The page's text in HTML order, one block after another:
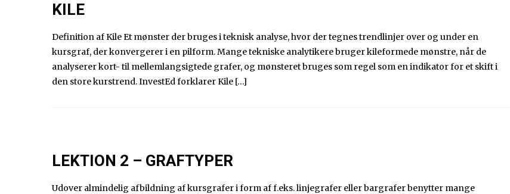
KILE
Definition af Kile Et mønster der bruges i teknisk analyse, hvor der tegnes trendlinjer over og under en
kursgraf, der konvergerer i en pilform. Mange tekniske analytikere bruger kileformede mønstre, når de
analyserer kort- til mellemlangsigtede grafer, og mønsteret bruges som regel som en indikator for et skift i
den store kurstrend. InvestEd forklarer Kile […]
LEKTION 2 – GRAFTYPER
Udover almindelig afbildning af kursgrafer i form af f.eks. linjegrafer eller bargrafer benytter mange